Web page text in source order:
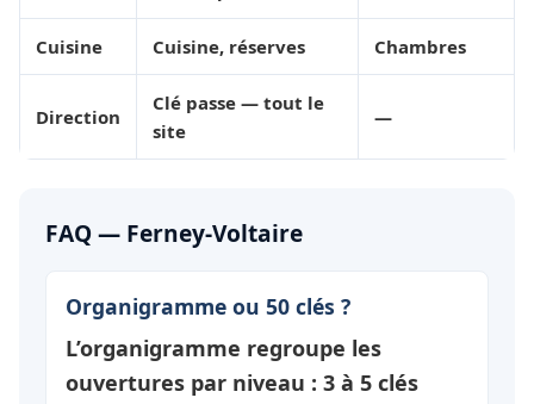
Cuisine Cuisine, réserves Chambres
Direction
Clé passe — tout le
site
—
FAQ — Ferney-Voltaire
Organigramme ou 50 clés ?
L’organigramme regroupe les
ouvertures par niveau : 3 à 5 clés